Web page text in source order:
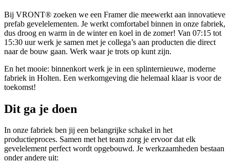
Bij VRONT® zoeken we een Framer die meewerkt aan innovatieve
prefab gevelelementen. Je werkt comfortabel binnen in onze fabriek,
dus droog en warm in de winter en koel in de zomer! Van 07:15 tot
15:30 uur werk je samen met je collega’s aan producten die direct
naar de bouw gaan. Werk waar je trots op kunt zijn.
En het mooie: binnenkort werk je in een splinternieuwe, moderne
fabriek in Holten. Een werkomgeving die helemaal klaar is voor de
toekomst!
Dit ga je doen
In onze fabriek ben jij een belangrijke schakel in het
productieproces. Samen met het team zorg je ervoor dat elk
gevelelement perfect wordt opgebouwd. Je werkzaamheden bestaan
onder andere uit: